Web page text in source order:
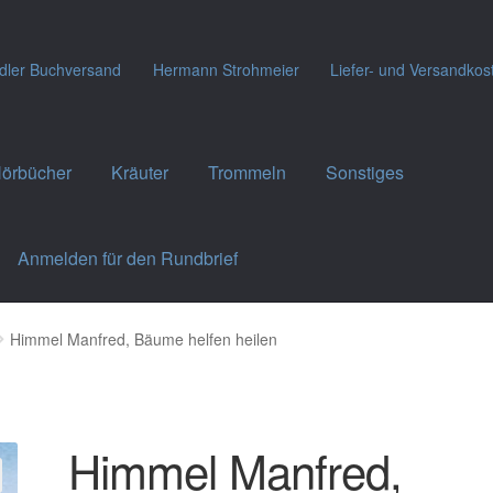
Buchversand Hermann Strohmeier Liefer- und
Kräuter Trommeln Sonstiges
Anmelden für den Rundbrief
Himmel Manfred, Bäume helfen heilen
Himmel Manfred,